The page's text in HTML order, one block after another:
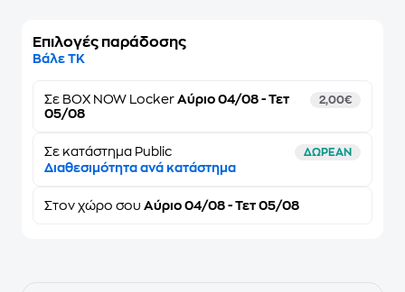
Επιλογές παράδοσης
Βάλε ΤΚ
Σε BOX NOW Locker Αύριο 04/08 - Τετ
05/08
2,00€
Σε κατάστημα Public ΔΩΡΕΑΝ
Διαθεσιμότητα ανά κατάστημα
Στον χώρο σου Αύριο 04/08 - Τετ 05/08